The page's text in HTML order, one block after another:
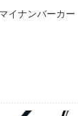
イナンバーカ